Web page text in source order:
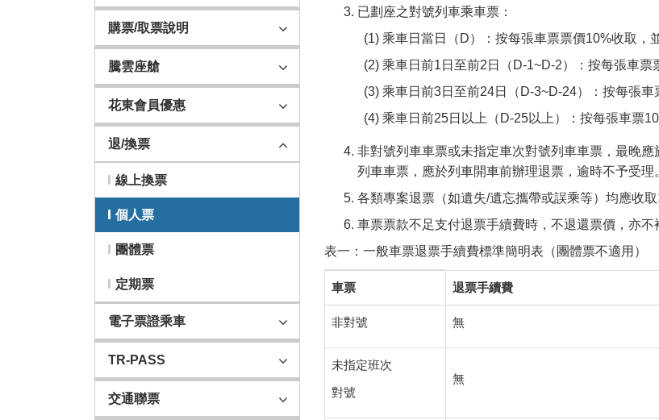
購票/取票說明
騰雲座艙
花東會員優惠
退/換票
線上換票
個人票
團體票
定期票
電子票證乘車
TR-PASS
交通聯票
已劃座之對號列車乘車票：
乘車日當日（D）：按每張車票票價10%收取，
乘車日前1日至前2日（D-1~D-2）：按每張車票
乘車日前3日至前24日（D-3~D-24）：按每張車
乘車日前25日以上（D-25以上）：按每張車票10
非對號列車車票或未指定車次對號列車車票，最晚
列車車票，應於列車開車前辦理退票，逾時不予受理
各類專案退票（如遺失/遺忘攜帶或誤乘等）均應收取
車票票款不足支付退票手續費時，不退還票價，亦不
表一：一般車票退票手續費標準簡明表（團體票不適用）
一：
一
退
車票 退票手續費
非對號 無
未指定班次
對號
無